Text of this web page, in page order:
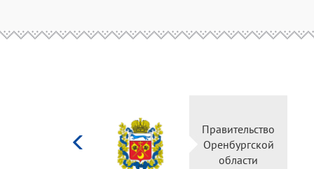
Правительство
Оренбургской
области